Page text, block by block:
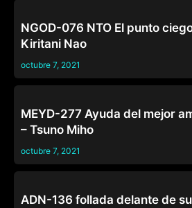
NGOD-076 NTO El punto
Kiritani Nao
octubre 7, 2021
MEYD-277 Ayuda del mejor
– Tsuno Miho
octubre 7, 2021
ADN-136 follada delante de